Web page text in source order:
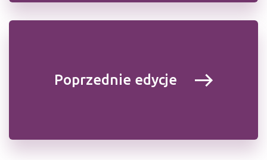
Poprzednie edycje